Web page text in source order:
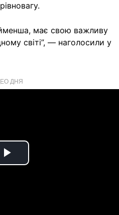
має свою важливу
світі”, — наголосили у
ДНЯ
Play